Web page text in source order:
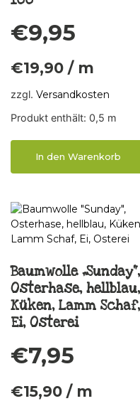
€9,95
€19,90 / m
zzgl. Versandkosten
Produkt enthält: 0,5 m
In den Warenkorb
Baumwolle „Sunday“,
Osterhase, hellblau,
Küken, Lamm Schaf,
Ei, Osterei
€7,95
€15,90 / m